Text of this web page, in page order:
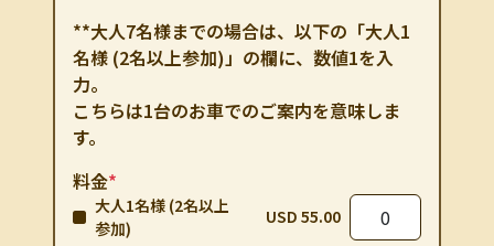
**大人7名様までの場合は、以下の「大人1
名様 (2名以上参加)」の欄に、数値1を入
力。
こちらは1台のお車でのご案内を意味しま
す。
料金*
大人1名様 (2名以上
参加)
USD 55.00